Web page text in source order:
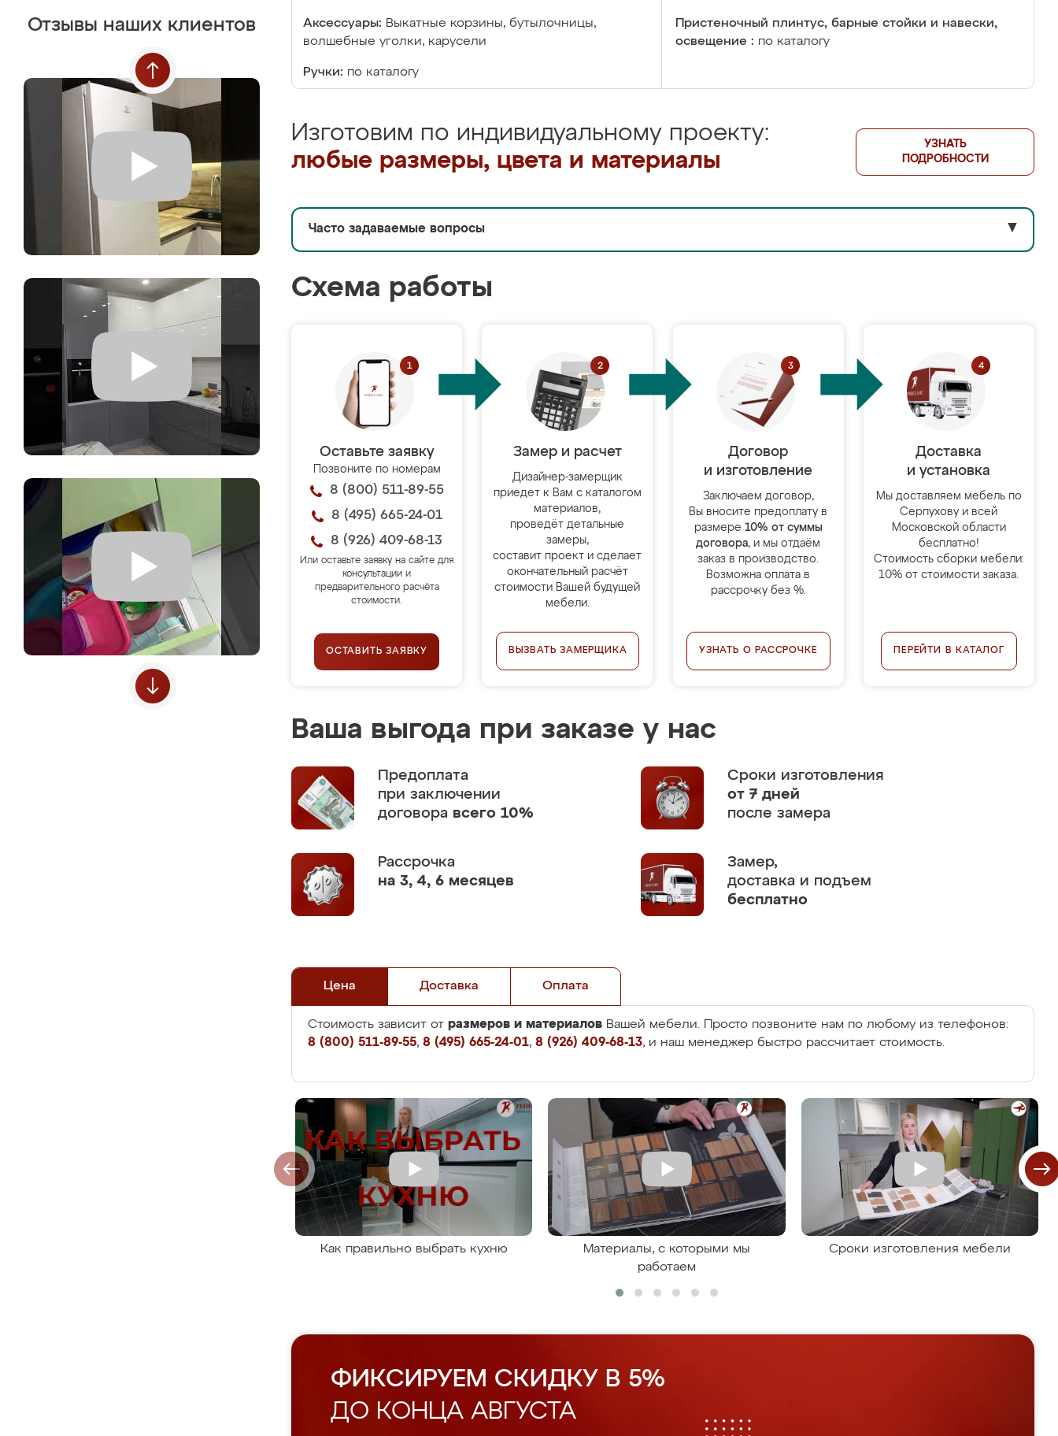
Отзывы наших клиентов Аксессуары: Выкатные корзины, бутылочницы,
волшебные уголки, карусели
Пристеночный плинтус, барные стойки и навески,
освещение : по каталогу
Ручки: по каталогу
Изготовим по индивидуальному проекту:
любые размеры, цвета и материалы
УЗНАТЬ
ПОДРОБНОСТИ
Часто задаваемые вопросы ▼
Схема работы
Оставьте заявку
Позвоните по номерам
8 (800) 511-89-55
8 (495) 665-24-01
8 (926) 409-68-13
Или оставьте заявку на сайте для
консультации и
предварительного расчёта
стоимости.
ОСТАВИТЬ ЗАЯВКУ
Замер и расчет
Дизайнер-замерщик
приедет к Вам с каталогом
материалов,
проведёт детальные
замеры,
составит проект и сделает
окончательный расчёт
стоимости Вашей будущей
мебели.
ВЫЗВАТЬ ЗАМЕРЩИКА
Договор
и изготовление
Заключаем договор,
Вы вносите предоплату в
размере 10% от суммы
договора, и мы отдаём
заказ в производство.
Возможна оплата в
рассрочку без %.
УЗНАТЬ О РАССРОЧКЕ
Доставка
и установка
Мы доставляем мебель по
Серпухову и всей
Московской области
бесплатно!
Стоимость сборки мебели:
10% от стоимости заказа.
ПЕРЕЙТИ В КАТАЛОГ
Ваша выгода при заказе у нас
Предоплата
при заключении
договора всего 10%
Сроки изготовления
от 7 дней
после замера
Рассрочка
на 3, 4, 6 месяцев
Замер,
доставка и подъем
бесплатно
Цена Доставка Оплата
Стоимость зависит от размеров и материалов Вашей мебели. Просто позвоните нам по любому из телефонов:
8 (800) 511-89-55, 8 (495) 665-24-01, 8 (926) 409-68-13, и наш менеджер быстро рассчитает стоимость.
Как правильно выбрать кухню
Материалы, с которыми мы
работаем
Сроки изготовления мебели
ФИКСИРУЕМ СКИДКУ В 5%
ДО КОНЦА АВГУСТА